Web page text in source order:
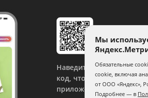
Наведите камеру на QR-
код, чтобы скачать
приложение.
Мы
Обязательные
cookie, включая
от ООО «Яндекс»,
Подробнее — в